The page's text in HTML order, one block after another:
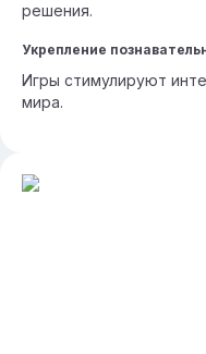
решения.
Укрепление
Игры стимулируют
мира.